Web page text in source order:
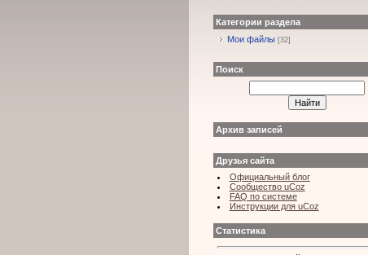
Категории раздела
Мои файлы [32]
Поиск
Архив записей
Друзья сайта
Официальный блог
Сообщество uCoz
FAQ по системе
Инструкции для uCoz
Статистика